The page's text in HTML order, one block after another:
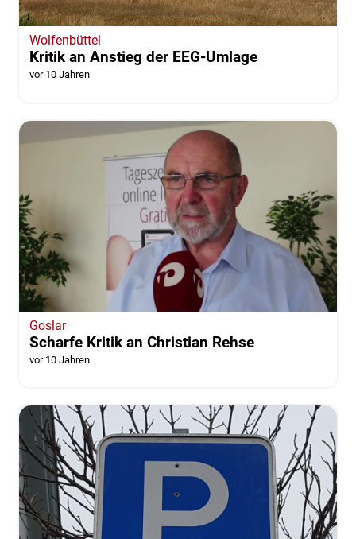
Wolfenbüttel
Kritik an Anstieg der EEG-Umlage
vor 10 Jahren
Goslar
Scharfe Kritik an Christian Rehse
vor 10 Jahren